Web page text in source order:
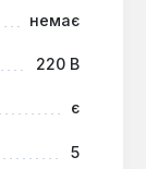
дзеркала
немає
220 В
є
5